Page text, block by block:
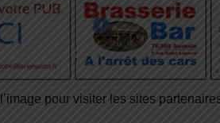
pour visiter les sites